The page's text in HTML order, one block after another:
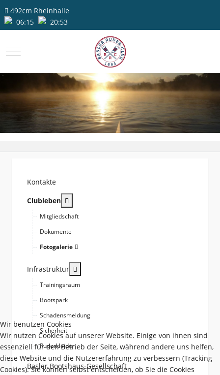
492cm Rheinhalle
06:15
20:53
Mobile Menu Toggle
Kontakte
Clubleben
Mitgliedschaft
Dokumente
Fotogalerie
Infrastruktur
Trainingsraum
Bootspark
Schadensmeldung
Sicherheit
Ruderkleider
Basler Bootshaus-Gesellschaft
Wir benutzen Cookies
Wir nutzen Cookies auf unserer Website. Einige von ihnen sind
essenziell für den Betrieb der Seite, während andere uns helfen,
diese Website und die Nutzererfahrung zu verbessern (Tracking
Cookies). Sie können selbst entscheiden, ob Sie die Cookies